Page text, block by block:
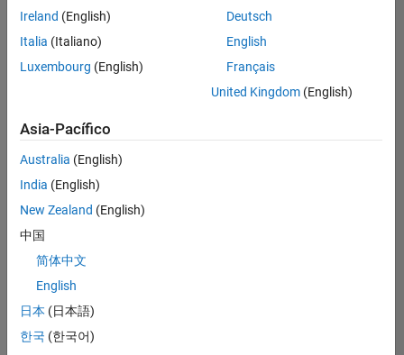
Pruebe
ampliar
su
todos
empleos.
Si aun
así no
ninguna
vacante
que se
a sus
cualificaciones,
Ireland (English)
Italia (Italiano)
Luxembourg (English)
Deutsch
English
Français
United Kingdom(English)
Asia-Pacífico
Australia (English)
India (English)
New Zealand (English)
中国
简体中文
English
日本 (日本語)
한국 (한국어)